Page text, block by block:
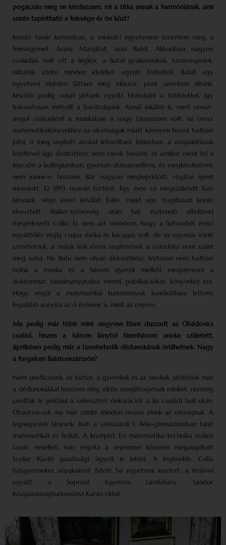
pogácsán meg ne kérdezzem, mi a titka annak a harmóniának, ami
szinte tapintható a felesége és ön közt?
Kezdő tanár koromban, a miskolci egyetemen ismertem meg a
feleségemet, Arany Margitot, azaz Babit. Akkoriban nagyon
családias volt ott a légkör, a fiatal gyakornokok, tanársegédek,
oktatók szinte minden idejüket együtt töltötték. Babit egy
egyetemi ebéden láttam meg először, pont szemben ültünk,
később pedig sokat jártunk együtt kirándulni a többiekkel, így
fokozatosan mélyült a barátságunk. Annál inkább is, mert orosz–
angol szakosként a munkában is nagy támaszom volt: az orosz
matematikakönyvekhez az olcsóságuk miatt könnyen hozzá tudtam
jutni, ő meg segített azokat lefordítani. Júniusban, a vizsgaidőszak
leteltével úgy döntöttem, nem várok tovább, és amikor ment fel a
lépcsőn a kollégiumban, gyorsan utánaeredtem, és megkérdeztem,
nem jönne-e hozzám. Bár nagyon meglepődött, rögtön igent
mondott. Ez 1953 nyarán történt. Egy évre rá megszületett Kati
lányunk, négy évvel később Évike, majd egy tragikusan korán
elvesztett fiúiker-terhesség után hat esztendő elteltével
megérkezett Csilla. És nem azt mondom, hogy a hatvanhét évnyi
együttélés végig csupa móka és kacagás volt, de az egymás iránti
szeretetünk, a másik kölcsönös segítésének a szándéka nem szűnt
meg soha. Ha Babi nem olyan áldozatkész, biztosan nem tudtam
volna a munka és a három gyerek mellett megszerezni a
doktorimat, tanulmányutakra menni, publikációkat, könyveket írni.
Hogy végül a matematikai tudományok kandidátusa lettem,
legalább annyira az ő érdeme is, mint az enyém.
Ma pedig már több mint negyven fősre duzzadt az Obádovics
család, hiszen a három lánytól tizenhárom unoka született,
áprilisban pedig már a tizenhetedik dédunokának örülhetnek. Nagy
a forgalom Balatonszárszón?
Nem unatkozunk, az biztos, a gyerekek és az unokák, utóbbiak már
a dédunokákkal közösen elég sűrűn meglátogatnak minket, nemrég
szedtük le például a szilveszteri dekorációt a kis családi buli után.
Obádovicsok ma már szinte minden részén élnek az országnak. A
legnagyobb lányunk, Kati a szekszárdi I. Béla-gimnáziumban tanít
matematikát és fizikát. A középső, Évi matematika–technika szakos
tanár, emellett már régóta a vejemmel közösen megalapított
Scolar Kiadó gazdasági ügyeit is intézi. A legkisebb, Csilla
hatgyermekes anyukaként futott be egyetemi karriert: a férjével
együtt a Soproni Egyetem Lámfalussy Sándor
Közgazdaságtudományi Karán oktat.